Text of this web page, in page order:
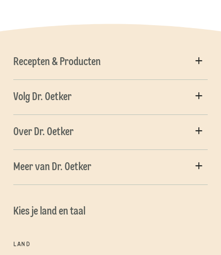
Recepten & Producten
Volg Dr. Oetker
Over Dr. Oetker
Meer van Dr. Oetker
Kies je land en taal
LAND